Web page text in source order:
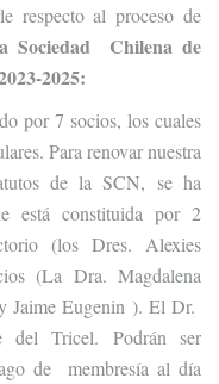
respecto al proceso de
Sociedad
Chilena de
2025:
por 7 socios, los cuales
Para renovar nuestra
de la SCN, se ha
está constituida por 2
(los Dres. Alexies
(La Dra. Magdalena
Jaime Eugenin ). El Dr.
del Tricel. Podrán ser
de membresía al día